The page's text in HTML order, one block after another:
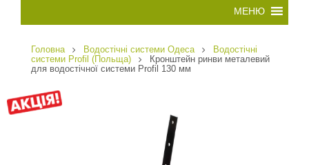
Головна Водостічні системи Одеса
Водостічні
системи Profil (Польща)
Кронштейн ринви металевий
для водостічної системи Profil 130 мм